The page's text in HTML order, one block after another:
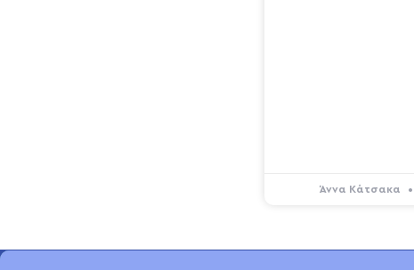
Άννα Κάτσακα